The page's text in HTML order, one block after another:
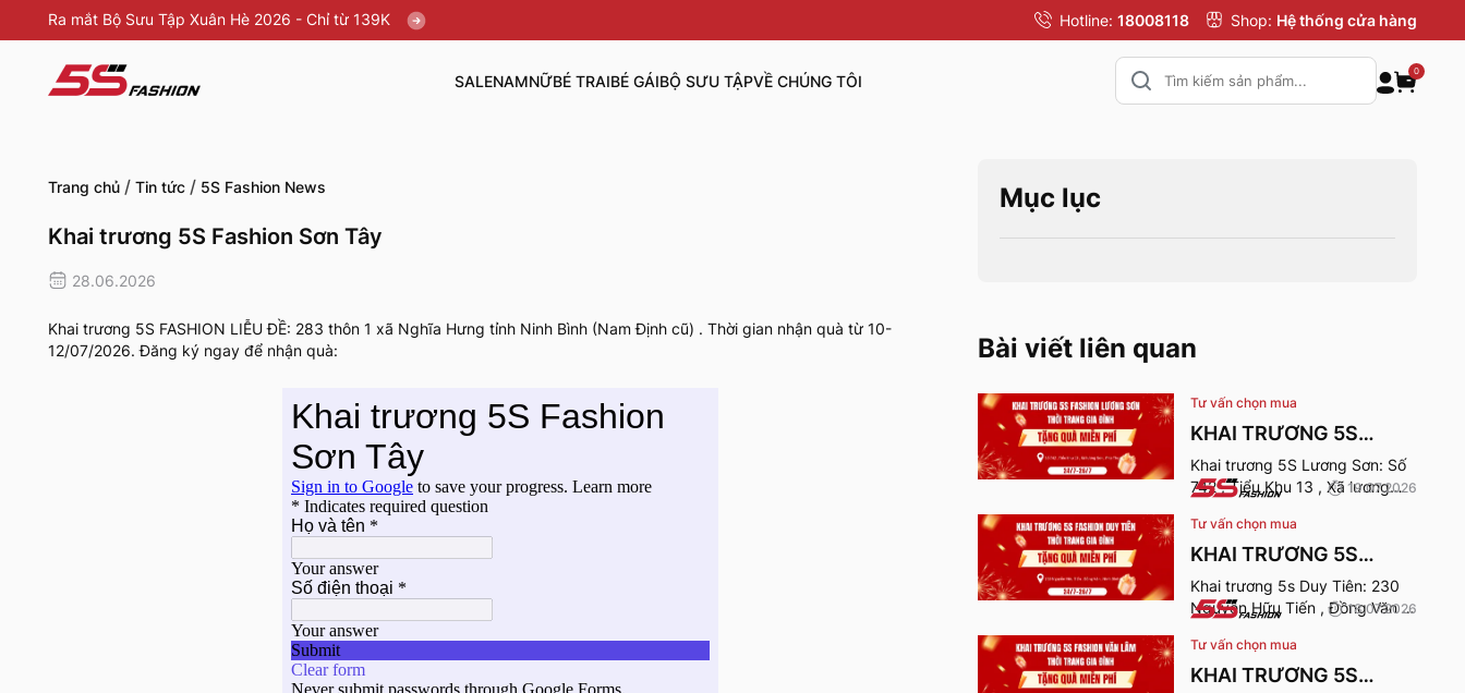
Ra mắt Bộ Sưu Tập Xuân Hè 2026 - Chỉ từ 139K Hotline: 18008118 Shop: Hệ thống cửa hàng
SALENAMNỮBÉ TRAIBÉ GÁIBỘ SƯU TẬPVỀ CHÚNG TÔI
0
Trang chủ / Tin tức / 5S Fashion News
Khai trương 5S Fashion Sơn Tây
28.06.2026
Khai trương 5S FASHION LIỄU ĐỀ: 283 thôn 1 xã Nghĩa Hưng tỉnh Ninh Bình (Nam Định cũ) . Thời gian nhận quà từ 10-
12/07/2026. Đăng ký ngay để nhận quà:
Mục lục
Bài viết liên quan
Tư vấn chọn mua
KHAI TRƯƠNG 5S
FASHION LƯƠNG SƠN
Khai trương 5S Lương Sơn: Số
742 , Tiểu Khu 13 , Xã lương
quà từ 24-26/7/2026.
19.07.2026
Tư vấn chọn mua
KHAI TRƯƠNG 5S
FASHION DUY TIÊN
Khai trương 5s Duy Tiên: 230
Nguyễn Hữu Tiến , Đồng Văn ,
từ 24-26/7/2026.
18.07.2026
Tư vấn chọn mua
KHAI TRƯƠNG 5S